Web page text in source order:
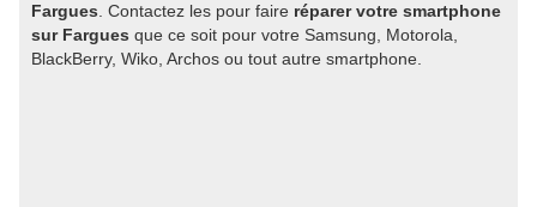
Fargues . Contactez les pour faire réparer votre smartphone
sur Fargues que ce soit pour votre Samsung, Motorola,
BlackBerry, Wiko, Archos ou tout autre smartphone.